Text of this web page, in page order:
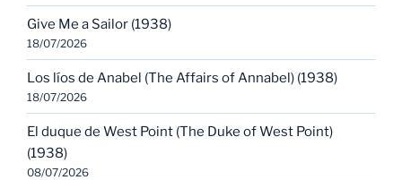
Give Me a Sailor (1938)
18/07/2026
Los líos de Anabel (The Affairs of Annabel) (1938)
18/07/2026
El duque de West Point (The Duke of West Point)
(1938)
08/07/2026